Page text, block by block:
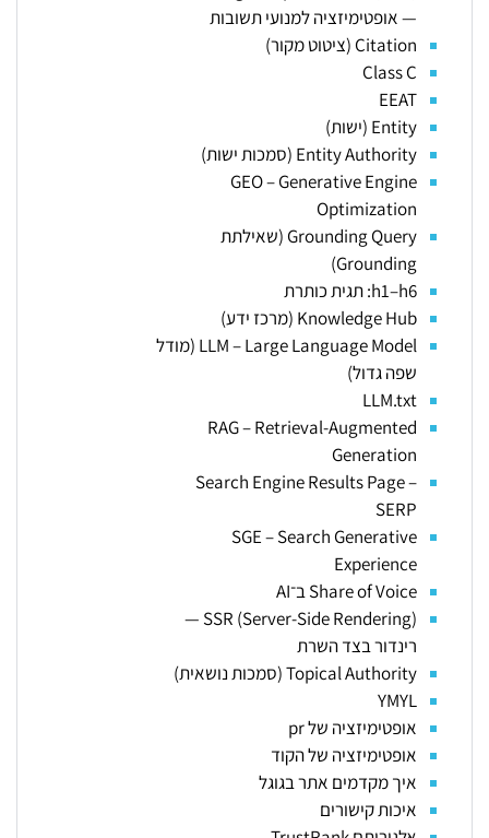
— אופטימיזציה למנועי תשובות
Citation (ציטוט מקור)
Class C
EEAT
Entity (ישות)
Entity Authority (סמכות ישות)
GEO – Generative Engine
Optimization
Grounding Query (שאילתת
Grounding)
h1–h6: תגית כותרת
Knowledge Hub (מרכז ידע)
LLM – Large Language Model (מודל
שפה גדול)
LLM.txt
RAG – Retrieval-Augmented
Generation
Search Engine Results Page –
SERP
SGE – Search Generative
Experience
Share of Voice ב־AI
SSR (Server-Side Rendering) —
רינדור בצד השרת
Topical Authority (סמכות נושאית)
YMYL
אופטימיזציה של pr
אופטימיזציה של הקוד
איך מקדמים אתר בגוגל
איכות קישורים